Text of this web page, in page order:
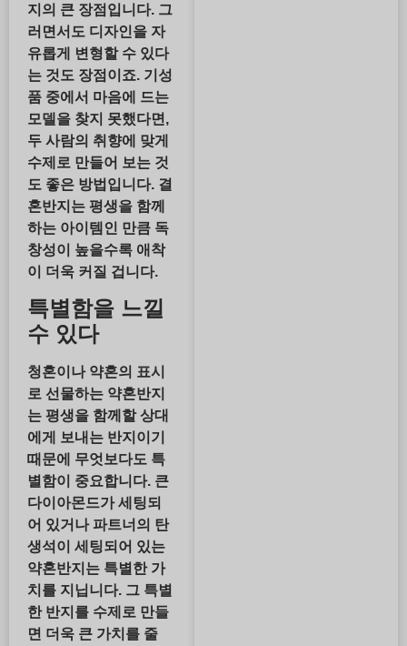
지의 큰 장점입니다. 그
러면서도 디자인을 자
유롭게 변형할 수 있다
는 것도 장점이죠. 기성
품 중에서 마음에 드는
모델을 찾지 못했다면,
두 사람의 취향에 맞게
수제로 만들어 보는 것
도 좋은 방법입니다. 결
혼반지는 평생을 함께
하는 아이템인 만큼 독
창성이 높을수록 애착
이 더욱 커질 겁니다.
특별함을 느낄
수 있다
청혼이나 약혼의 표시
로 선물하는 약혼반지
는 평생을 함께할 상대
에게 보내는 반지이기
때문에 무엇보다도 특
별함이 중요합니다. 큰
다이아몬드가 세팅되
어 있거나 파트너의 탄
생석이 세팅되어 있는
약혼반지는 특별한 가
치를 지닙니다. 그 특별
한 반지를 수제로 만들
면 더욱 큰 가치를 줄